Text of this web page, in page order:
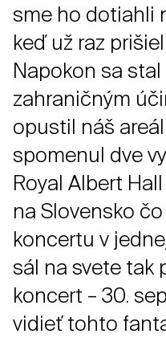
sme ho dotiahli
keď už raz
Napokon sa
zahraničným
opustil náš
spomenul dve
Royal Albert
na Slovensko
koncertu v
sál na svete tak
koncert – 30.
vidieť tohto